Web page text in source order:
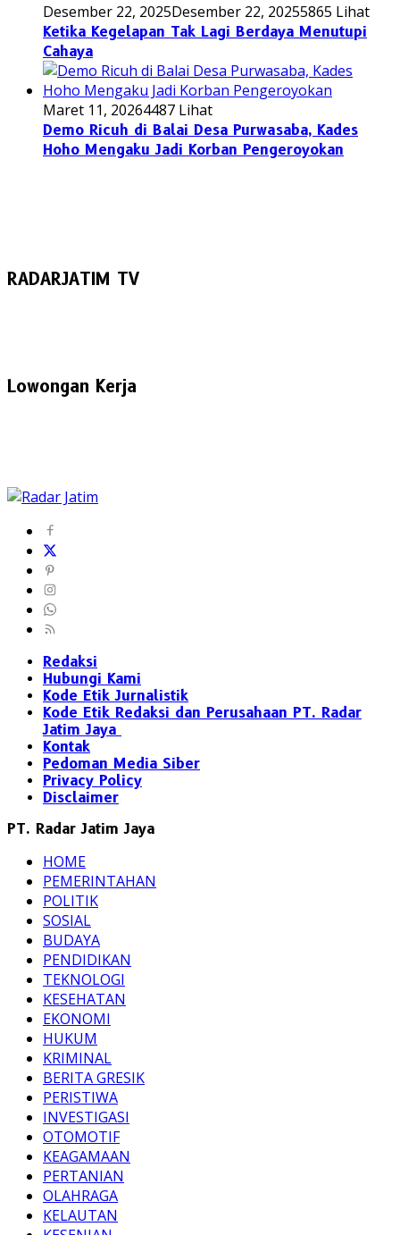
Desember 22, 2025Desember 22, 20255865 Lihat
Ketika Kegelapan Tak Lagi Berdaya Menutupi
Cahaya
Maret 11, 20264487 Lihat
Demo Ricuh di Balai Desa Purwasaba, Kades
Hoho Mengaku Jadi Korban Pengeroyokan
RADARJATIM TV
Lowongan Kerja
Redaksi
Hubungi Kami
Kode Etik Jurnalistik
Kode Etik Redaksi dan Perusahaan PT. Radar
Jatim Jaya
Kontak
Pedoman Media Siber
Privacy Policy
Disclaimer
PT. Radar Jatim Jaya
HOME
PEMERINTAHAN
POLITIK
SOSIAL
BUDAYA
PENDIDIKAN
TEKNOLOGI
KESEHATAN
EKONOMI
HUKUM
KRIMINAL
BERITA GRESIK
PERISTIWA
INVESTIGASI
OTOMOTIF
KEAGAMAAN
PERTANIAN
OLAHRAGA
KELAUTAN